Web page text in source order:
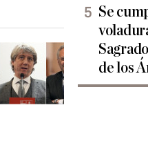
Se
de los